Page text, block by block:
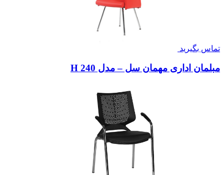
تماس بگیرید
مبلمان اداری مهمان سل – مدل H 240